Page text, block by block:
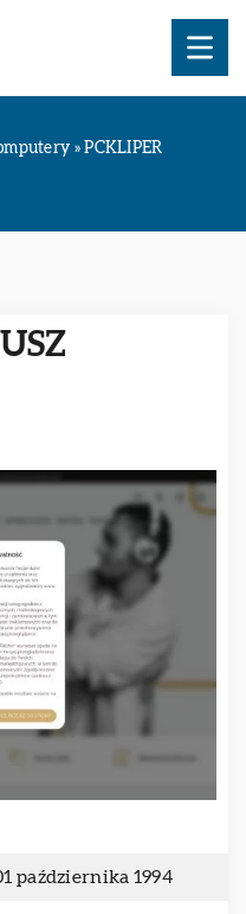
»PCKLIPER
października 1994